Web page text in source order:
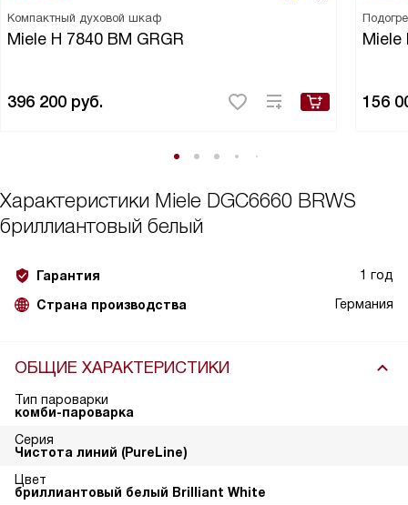
Компактный духовой шкаф
Miele H 7840 BM GRGR
396 200 руб.
Miele
156
Характеристики Miele DGC6660 BRWS
бриллиантовый белый
Гарантия 1 год
Страна производства Германия
ОБЩИЕ ХАРАКТЕРИСТИКИ
Тип пароварки
комби-пароварка
Серия
Чистота линий (PureLine)
Цвет
бриллиантовый белый Brilliant White